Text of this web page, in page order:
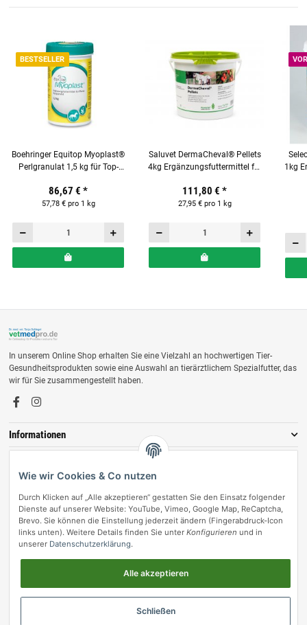
BESTSELLER
Boehringer Equitop Myoplast®
Perlgranulat 1,5 kg für Top-
86,67 € *
57,78 € pro 1 kg
Saluvet DermaCheval® Pellets
4kg Ergänzungsfuttermittel für
111,80 € *
27,95 € pro 1 kg
1kg
In unserem Online Shop erhalten Sie eine Vielzahl an hochwertigen Tier-
Gesundheitsprodukten sowie eine Auswahl an tierärztlichem Spezialfutter, das
wir für Sie zusammengestellt haben.
Informationen
Vertrag widerrufen
Wie wir Cookies & Co nutzen
Durch Klicken auf „Alle akzeptieren“ gestatten Sie den Einsatz folgender
Dienste auf unserer Website: YouTube, Vimeo, Google Map, ReCaptcha,
Brevo. Sie können die Einstellung jederzeit ändern (Fingerabdruck-Icon
links unten). Weitere Details finden Sie unter Konfigurieren und in
unserer Datenschutzerklärung.
Alle akzeptieren
Schließen